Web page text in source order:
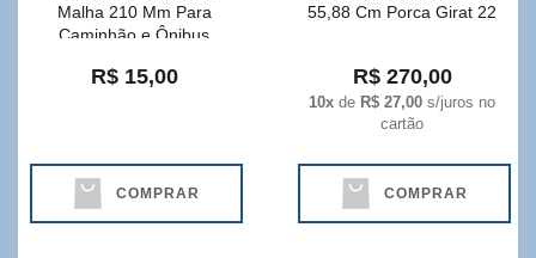
Malha 210 Mm Para
Caminhão e Ônibus
R$ 15,00
COMPRAR
55,88 Cm Porca Girat 22
R$ 270,00
10x de R$ 27,00 s/juros no
cartão
COMPRAR